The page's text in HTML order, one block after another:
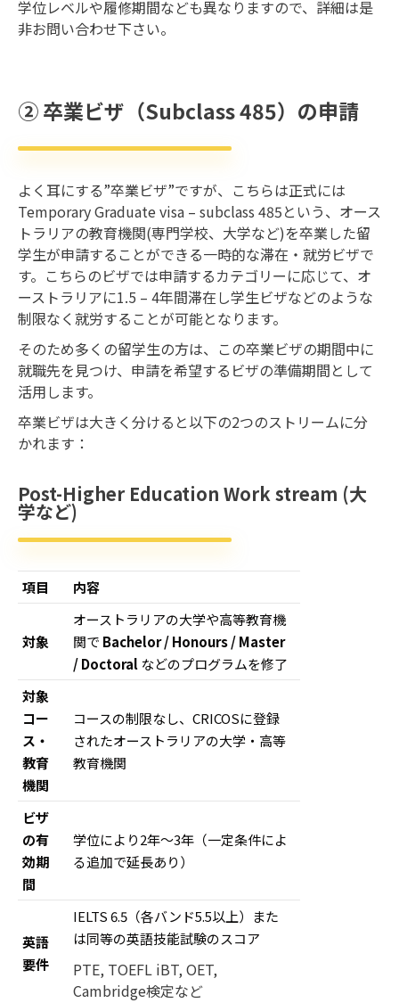
学位レベルや履修期間なども異なりますので、詳細は是
非お問い合わせ下さい。
② 卒業ビザ（Subclass 485）の申請
よく耳にする”卒業ビザ”ですが、こちらは正式には
Temporary Graduate visa – subclass 485という、オース
トラリアの教育機関(専門学校、大学など)を卒業した留
学生が申請することができる一時的な滞在・就労ビザで
す。こちらのビザでは申請するカテゴリーに応じて、オ
ーストラリアに1.5 – 4年間滞在し学生ビザなどのような
制限なく就労することが可能となります。
そのため多くの留学生の方は、この卒業ビザの期間中に
就職先を見つけ、申請を希望するビザの準備期間として
活用します。
卒業ビザは大きく分けると以下の2つのストリームに分
かれます：
Post-Higher Education Work stream (大
学など)
項目 内容
対象
オーストラリアの大学や高等教育機
関で Bachelor / Honours / Master
/ Doctoral などのプログラムを修了
対象
コー
ス・
教育
機関
コースの制限なし、CRICOSに登録
されたオーストラリアの大学・高等
教育機関
ビザ
の有
効期
間
学位により2年〜3年（一定条件によ
る追加で延長あり）
英語
要件
IELTS 6.5（各バンド5.5以上）また
は同等の英語技能試験のスコア
PTE, TOEFL iBT, OET,
Cambridge検定など